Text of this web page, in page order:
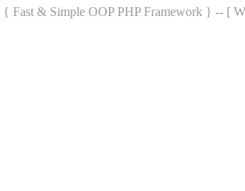
{ Fast & Simple OOP PHP Framework } -- [